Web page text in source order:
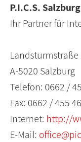
P.I.C.S.
Ihr Partner für
Landsturmstraße
A-5020 Salzburg
Telefon: 0662 /
Fax: 0662 / 455
Internet: http://
E-Mail: